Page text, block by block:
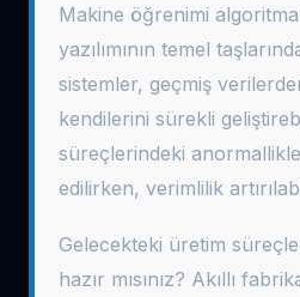
Makine öğrenimi
yazılımının temel
sistemler, geçmiş
kendilerini sürekli
süreçlerindeki
edilirken, verimlilik
Gelecekteki üretim
hazır mısınız? Akıllı